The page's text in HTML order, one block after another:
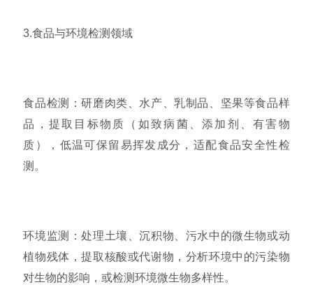
3.食品与环境检测领域
食品检测：研磨肉类、水产、乳制品、坚果等食品样
品，提取目标物质（如致病菌、添加剂、有害物
质），低温可保留易挥发成分，适配食品安全性检
测。
环境监测：处理土壤、沉积物、污水中的微生物或动
植物残体，提取核酸或代谢物，分析环境中的污染物
对生物的影响，或检测环境微生物多样性。